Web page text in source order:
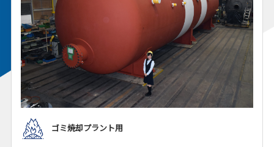
ゴミ焼却プラント用